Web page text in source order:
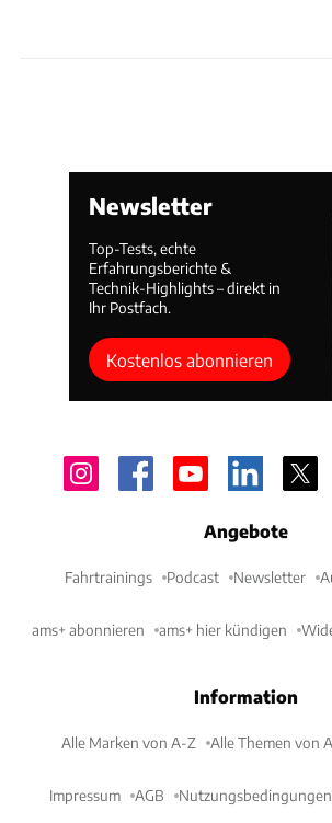
Newsletter
Top-Tests, echte
Erfahrungsberichte &
Technik-Highlights – direkt in
Ihr Postfach.
Kostenlos abonnieren
Angebote
Fahrtrainings Podcast Newsletter
ams+ abonnieren ams+ hier kündigen
Information
Alle Marken von A-Z Alle Themen von
Impressum AGB Nutzungsbedingungen